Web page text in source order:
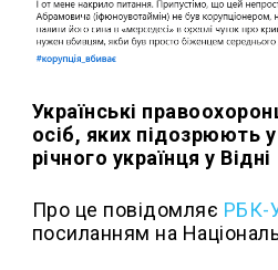
Українські
осіб, яких підозрюють
річного українця у Відні
Про це повідомляє РБК-
посиланням на